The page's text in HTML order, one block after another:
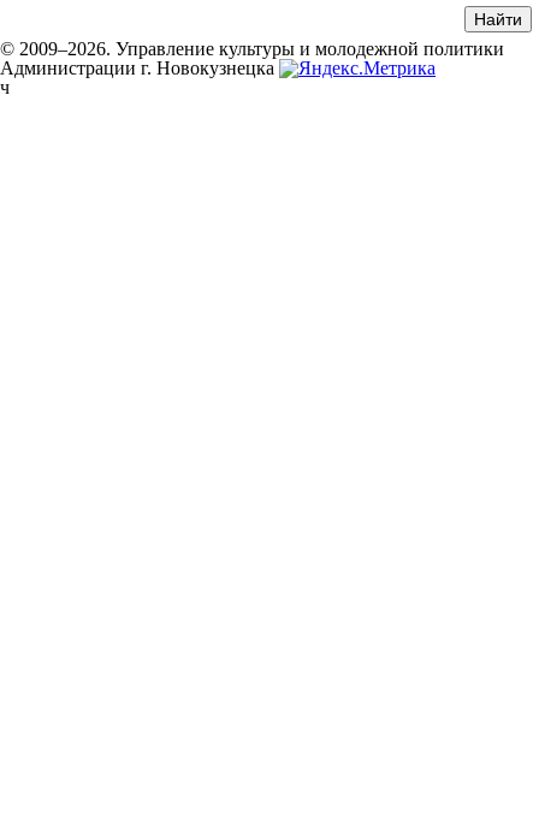
© 2009–2026. Управление культуры и молодежной политики
Администрации г. Новокузнецка
ч